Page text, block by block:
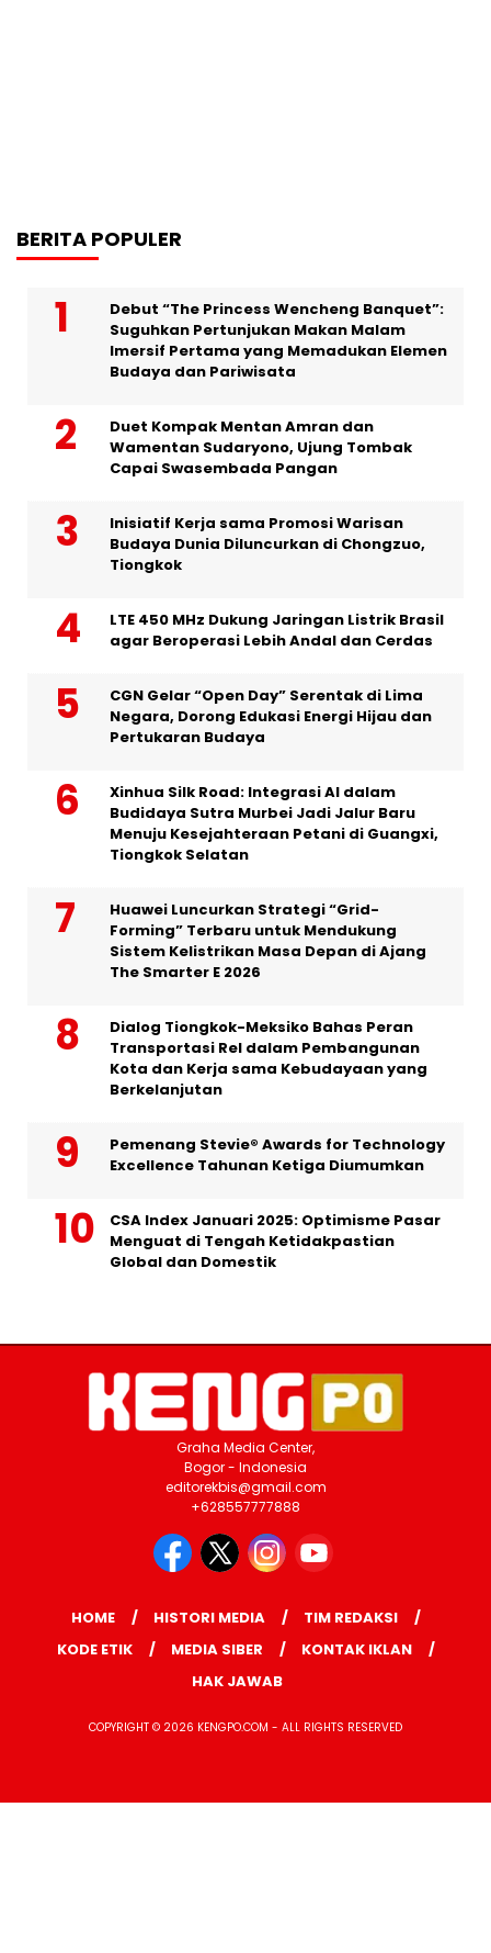
BERITA POPULER
Debut “The Princess Wencheng Banquet”:
Suguhkan Pertunjukan Makan Malam
Imersif Pertama yang Memadukan Elemen
Budaya dan Pariwisata
Duet Kompak Mentan Amran dan
Wamentan Sudaryono, Ujung Tombak
Capai Swasembada Pangan
Inisiatif Kerja sama Promosi Warisan
Budaya Dunia Diluncurkan di Chongzuo,
Tiongkok
LTE 450 MHz Dukung Jaringan Listrik Brasil
agar Beroperasi Lebih Andal dan Cerdas
CGN Gelar “Open Day” Serentak di Lima
Negara, Dorong Edukasi Energi Hijau dan
Pertukaran Budaya
Xinhua Silk Road: Integrasi AI dalam
Budidaya Sutra Murbei Jadi Jalur Baru
Menuju Kesejahteraan Petani di Guangxi,
Tiongkok Selatan
Huawei Luncurkan Strategi “Grid-
Forming” Terbaru untuk Mendukung
Sistem Kelistrikan Masa Depan di Ajang
The Smarter E 2026
Dialog Tiongkok-Meksiko Bahas Peran
Transportasi Rel dalam Pembangunan
Kota dan Kerja sama Kebudayaan yang
Berkelanjutan
Pemenang Stevie® Awards for Technology
Excellence Tahunan Ketiga Diumumkan
CSA Index Januari 2025: Optimisme Pasar
Menguat di Tengah Ketidakpastian
Global dan Domestik
Graha Media Center,
Bogor - Indonesia
editorekbis@gmail.com
+628557777888
HOME HISTORI MEDIA
TIM REDAKSI
KODE ETIK
MEDIA SIBER
KONTAK IKLAN
HAK JAWAB
COPYRIGHT © 2026 KENGPO.COM - ALL RIGHTS RESERVED